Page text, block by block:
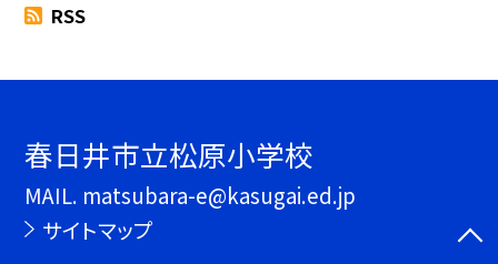
RSS
春日井市立松原小学校
MAIL. matsubara-e@kasugai.ed.jp
サイトマップ